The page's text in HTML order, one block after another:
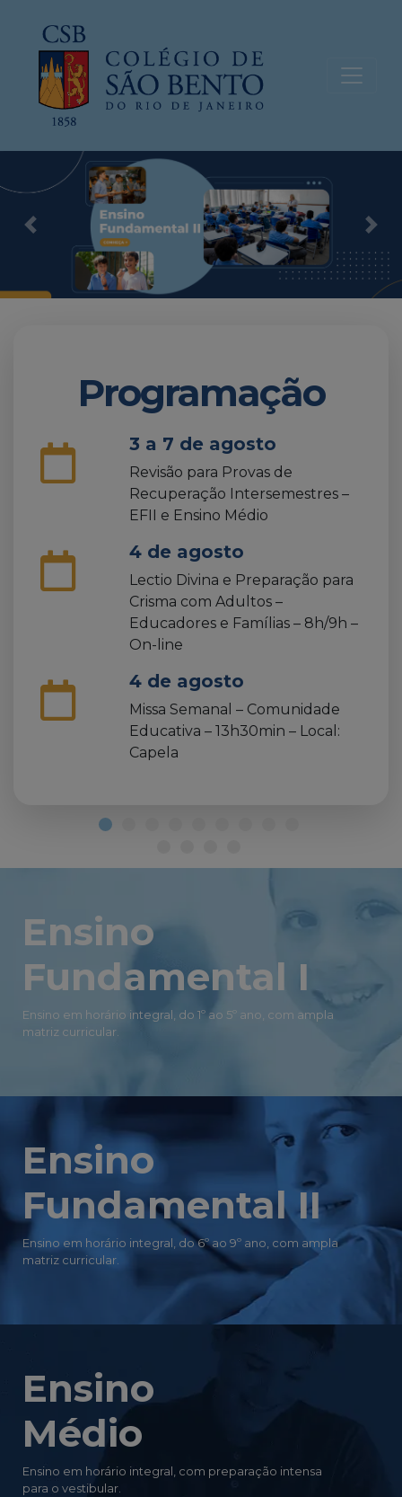
Previous
Programação
3 a 7 de agosto
Revisão para Provas de
Recuperação Intersemestres –
EFII e Ensino Médio
4 de agosto
Lectio Divina e Preparação para
Crisma com Adultos –
Educadores e Famílias – 8h/9h –
On-line
4 de agosto
Missa Semanal – Comunidade
Educativa – 13h30min – Local:
Capela
Ensino
Fundamental I
Ensino em horário integral, do 1º ao 5º ano, com ampla
matriz curricular.
Ensino
Fundamental II
Ensino em horário integral, do 6º ao 9º ano, com ampla
matriz curricular.
Ensino
Médio
Ensino em horário integral, com preparação intensa
para o vestibular.